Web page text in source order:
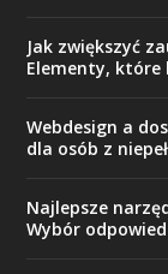
Jak zwiększyć
Elementy, które
Webdesign a
dla osób z
Najlepsze
Wybór